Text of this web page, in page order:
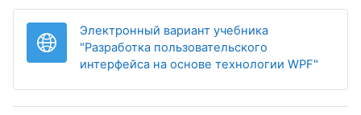
Электронный вариант учебника
"Разработка пользовательского
интерфейса на основе технологии WPF"